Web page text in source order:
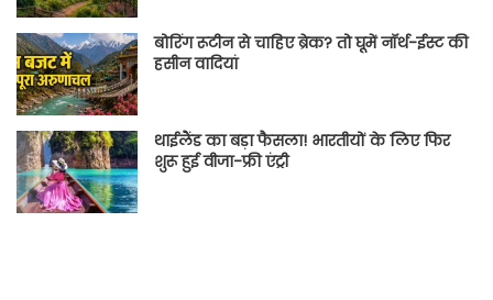
बोरिंग रूटीन से चाहिए ब्रेक? तो घूमें नॉर्थ-ईस्ट की
हसीन वादियां
थाईलैंड का बड़ा फैसला! भारतीयों के लिए फिर
शुरू हुई वीजा-फ्री एंट्री